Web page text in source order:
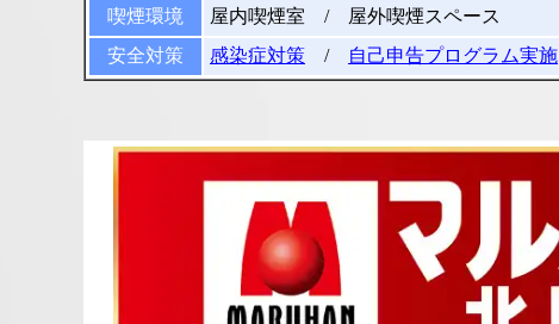
喫煙環境
屋内喫煙室 / 屋外喫煙スペース
安全対策
感染症対策 / 自己申告プログラム実施